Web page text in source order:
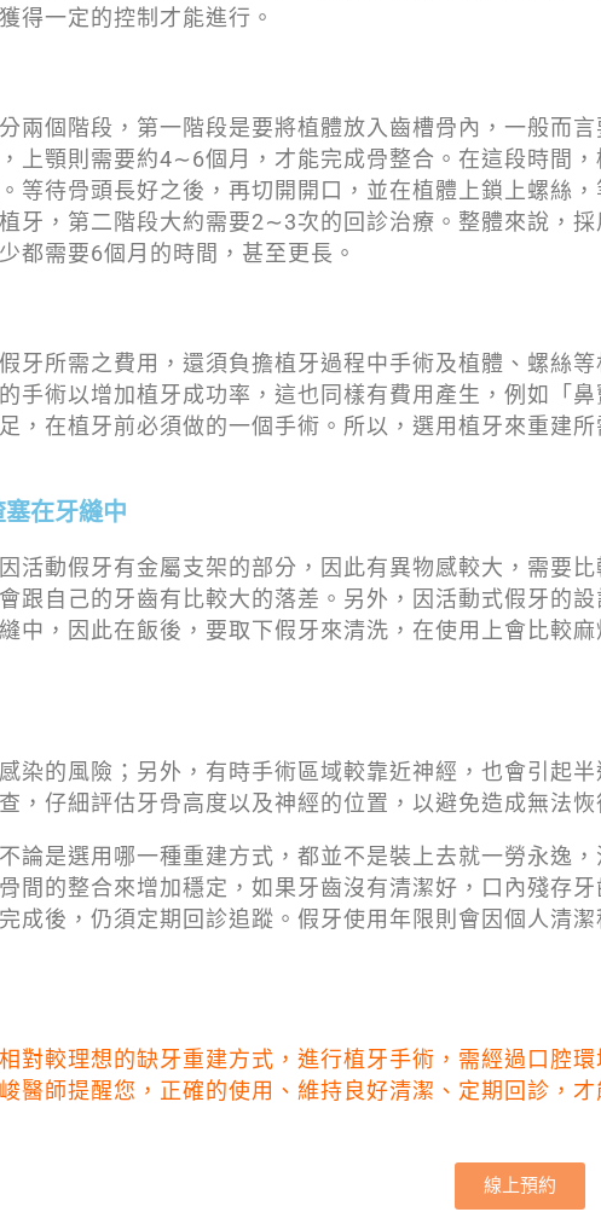
得一定的控制才能進行。
兩個階段，第一階段是要將植體放入齒槽骨內，一般而
上顎則需要約4∼6個月，才能完成骨整合。在這段時間
等待骨頭長好之後，再切開開口，並在植體上鎖上螺絲
牙，第二階段大約需要2∼3次的回診治療。整體來說，
都需要6個月的時間，甚至更長。
牙所需之費用，還須負擔植牙過程中手術及植體、螺絲
手術以增加植牙成功率，這也同樣有費用產生，例如「
，在植牙前必須做的一個手術。所以，選用植牙來重建
在牙縫中
活動假牙有金屬支架的部分，因此有異物感較大，需要比
跟自己的牙齒有比較大的落差。另外，因活動式假牙的
中，因此在飯後，要取下假牙來清洗，在使用上會比較
染的風險；另外，有時手術區域較靠近神經，也會引起
，仔細評估牙骨高度以及神經的位置，以避免造成無法恢
論是選用哪一種重建方式，都並不是裝上去就一勞永逸
間的整合來增加穩定，如果牙齒沒有清潔好，口內殘存
成後，仍須定期回診追蹤。假牙使用年限則會因個人清
對較理想的缺牙重建方式，進行植牙手術，需經過口腔
醫師提醒您，正確的使用、維持良好清潔、定期回診，
線上預約